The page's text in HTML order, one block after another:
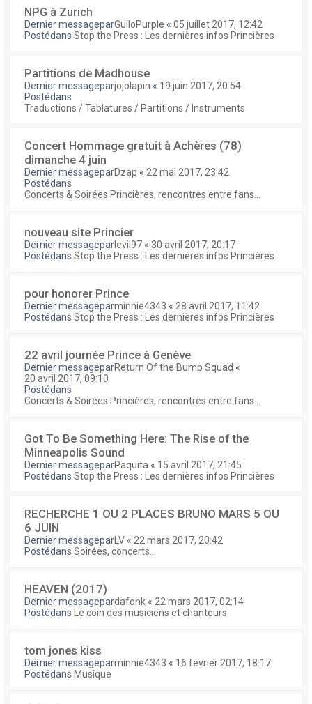
NPG à Zurich
Dernier messageparGuiloPurple « 05 juillet 2017, 12:42
Postédans Stop the Press : Les dernières infos Princières
Partitions de Madhouse
Dernier messageparjojolapin « 19 juin 2017, 20:54
Postédans
Traductions / Tablatures / Partitions / Instruments
Concert Hommage gratuit à Achères (78)
dimanche 4 juin
Dernier messageparDzap « 22 mai 2017, 23:42
Postédans
Concerts & Soirées Princières, rencontres entre fans...
nouveau site Princier
Dernier messageparlevil97 « 30 avril 2017, 20:17
Postédans Stop the Press : Les dernières infos Princières
pour honorer Prince
Dernier messageparminnie4343 « 28 avril 2017, 11:42
Postédans Stop the Press : Les dernières infos Princières
22 avril journée Prince à Genève
Dernier messageparReturn Of the Bump Squad «
20 avril 2017, 09:10
Postédans
Concerts & Soirées Princières, rencontres entre fans...
Got To Be Something Here: The Rise of the
Minneapolis Sound
Dernier messageparPaquita « 15 avril 2017, 21:45
Postédans Stop the Press : Les dernières infos Princières
RECHERCHE 1 OU 2 PLACES BRUNO MARS 5 OU
6 JUIN
Dernier messagepar LV « 22 mars 2017, 20:42
Postédans Soirées, concerts...
HEAVEN (2017)
Dernier messagepardafonk « 22 mars 2017, 02:14
Postédans
Le coin des musiciens et chanteurs
tom jones kiss
Dernier messageparminnie4343 « 16 février 2017, 18:17
Postédans Musique